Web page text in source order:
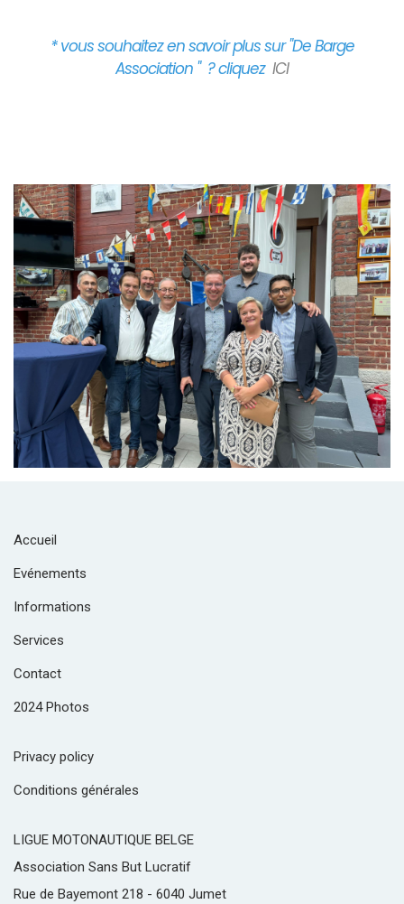
* vous souhaitez en savoir plus sur "De Barge
Association " ? cliquez ICI
Branding
ARMCHAIR
Accueil
Evénements
Informations
Services
Contact
2024 Photos
Privacy policy
Conditions générales
LIGUE MOTONAUTIQUE BELGE
Association Sans But Lucratif
Rue de Bayemont 218 - 6040 Jumet